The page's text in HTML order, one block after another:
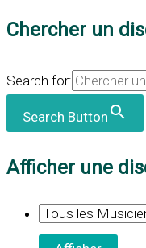
Chercher un
Search for:
Search Button
Afficher une